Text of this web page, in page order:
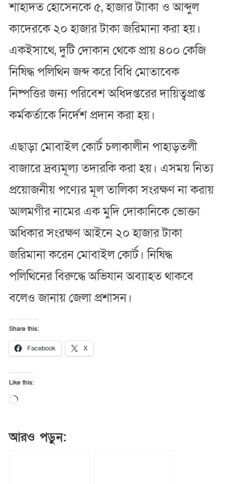
শাহাদত হোসেনকে ৫, হাজার টাাকা ও আব্দুল
কাদেরকে ২০ হাজার টাকা জরিমানা করা হয়।
একইসাথে, দুটি দোকান থেকে প্রায় ৪০০ কেজি
নিষিদ্ধ পলিথিন জব্দ করে বিধি মোতাবেক
নিষ্পত্তির জন্য পরিবেশ অধিদপ্তরের দায়িত্বপ্রাপ্ত
কর্মকর্তাকে নির্দেশ প্রদান করা হয়।
এছাড়া মোবাইল কোর্ট চলাকালীন পাহাড়তলী
বাজারে দ্রব্যমূল্য তদারকি করা হয়। এসময় নিত্য
প্রয়োজনীয় পণ্যের মূল তালিকা সংরক্ষণ না করায়
আলমগীর নামের এক মুদি দোকানিকে ভোক্তা
অধিকার সংরক্ষণ আইনে ২০ হাজার টাকা
জরিমানা করেন মোবাইল কোর্ট। নিষিদ্ধ
পলিথিনের বিরুদ্ধে অভিযান অব্যাহত থাকবে
বলেও জানায় জেলা প্রশাসন।
Share this:
Facebook X
Like this:
Loading…
আরও পড়ুন: